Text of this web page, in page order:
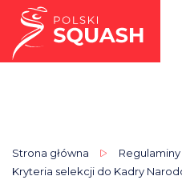
Strona główna
Kryteria selekcji do Kadry